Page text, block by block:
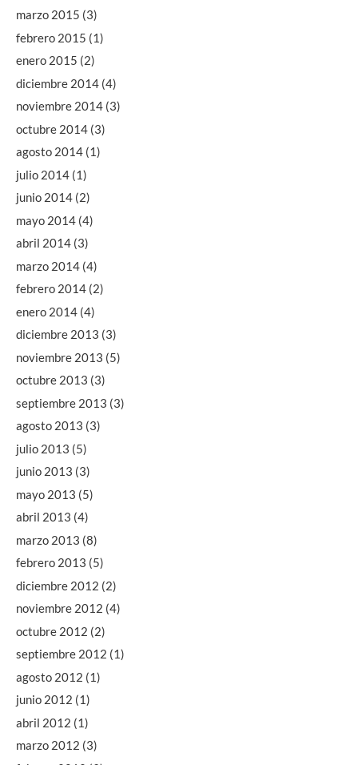
marzo 2015 (3)
febrero 2015 (1)
enero 2015 (2)
diciembre 2014 (4)
noviembre 2014 (3)
octubre 2014 (3)
agosto 2014 (1)
julio 2014 (1)
junio 2014 (2)
mayo 2014 (4)
abril 2014 (3)
marzo 2014 (4)
febrero 2014 (2)
enero 2014 (4)
diciembre 2013 (3)
noviembre 2013 (5)
octubre 2013 (3)
septiembre 2013 (3)
agosto 2013 (3)
julio 2013 (5)
junio 2013 (3)
mayo 2013 (5)
abril 2013 (4)
marzo 2013 (8)
febrero 2013 (5)
diciembre 2012 (2)
noviembre 2012 (4)
octubre 2012 (2)
septiembre 2012 (1)
agosto 2012 (1)
junio 2012 (1)
abril 2012 (1)
marzo 2012 (3)